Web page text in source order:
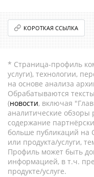
КОРОТКАЯ ССЫЛКА
* Страница-профиль
услуги), технологии,
на основе анализа
Обрабатываются
(новости, включая
аналитические обзоры
содержание
больше публикаций на
или продукта/услуги,
Профиль может быть
информацией, в т.ч.
продукте/услуге.